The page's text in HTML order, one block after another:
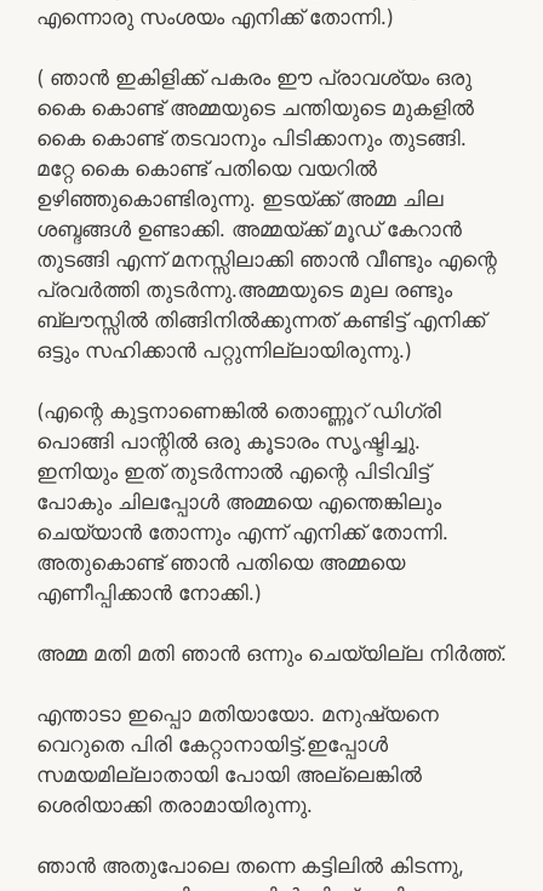
എന്നൊരു സംശയം എനിക്ക് തോന്നി.)
( ഞാൻ ഇകിളിക്ക് പകരം ഈ പ്രാവശ്യം ഒരു
കൈ കൊണ്ട് അമ്മയുടെ ചന്തിയുടെ മുകളിൽ
കൈ കൊണ്ട് തടവാനും പിടിക്കാനും തുടങ്ങി.
മറ്റേ കൈ കൊണ്ട് പതിയെ വയറിൽ
ഉഴിഞ്ഞുകൊണ്ടിരുന്നു. ഇടയ്ക്ക് അമ്മ ചില
ശബ്ദങ്ങൾ ഉണ്ടാക്കി. അമ്മയ്ക്ക് മൂഡ് കേറാൻ
തുടങ്ങി എന്ന് മനസ്സിലാക്കി ഞാൻ വീണ്ടും എന്റെ
പ്രവർത്തി തുടർന്നു.അമ്മയുടെ മുല രണ്ടും
ബ്ലൗസ്സിൽ തിങ്ങിനിൽക്കുന്നത് കണ്ടിട്ട് എനിക്ക്
ഒട്ടും സഹിക്കാൻ പറ്റുന്നില്ലായിരുന്നു.)
(എന്റെ കുട്ടനാണെങ്കിൽ തൊണ്ണൂറ് ഡിഗ്രി
പൊങ്ങി പാന്റിൽ ഒരു കൂടാരം സൃഷ്ടിച്ചു.
ഇനിയും ഇത് തുടർന്നാൽ എന്റെ പിടിവിട്ട്
പോകും ചിലപ്പോൾ അമ്മയെ എന്തെങ്കിലും
ചെയ്യാൻ തോന്നും എന്ന് എനിക്ക് തോന്നി.
അതുകൊണ്ട് ഞാൻ പതിയെ അമ്മയെ
എണീപ്പിക്കാൻ നോക്കി.)
അമ്മ മതി മതി ഞാൻ ഒന്നും ചെയ്യില്ല നിർത്ത്.
എന്താടാ ഇപ്പൊ മതിയായോ. മനുഷ്യനെ
വെറുതെ പിരി കേറ്റാനായിട്ട്.ഇപ്പോൾ
സമയമില്ലാതായി പോയി അല്ലെങ്കിൽ
ശെരിയാക്കി തരാമായിരുന്നു.
ഞാൻ അതുപോലെ തന്നെ കട്ടിലിൽ കിടന്നു,